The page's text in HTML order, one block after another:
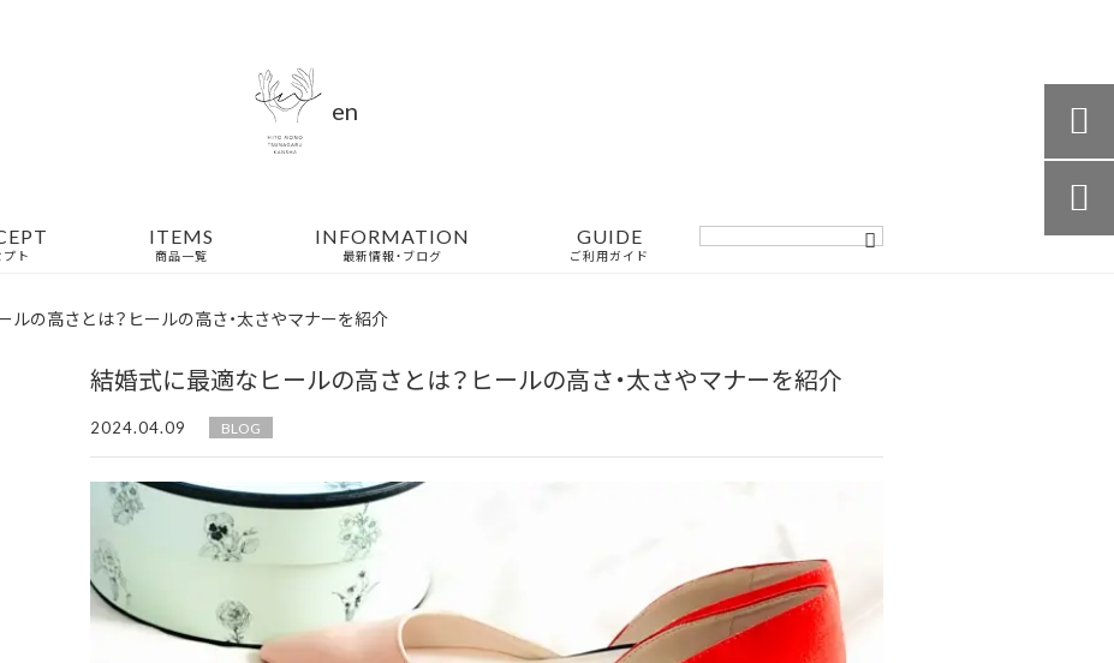
en
ト
ITEMS
商品一覧
INFORMATION
最新情報・ブログ
GUIDE
ご利用ガイド
ルの高さとは？ヒールの高さ・太さやマナーを紹介
結婚式に最適なヒールの高さとは？ヒールの高さ・太さやマナーを紹介
2024.04.09 BLOG

